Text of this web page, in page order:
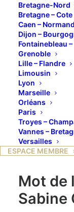
Bretagne-Nord
Bretagne –
Caen –
Dijon –
Fontainebleau
Grenoble
Lille – Flandre
Limousin
Lyon
Marseille
Orléans
Paris
Troyes –
Vannes –
Versailles
ESPACE MEMBRE
Mot de
Sabine